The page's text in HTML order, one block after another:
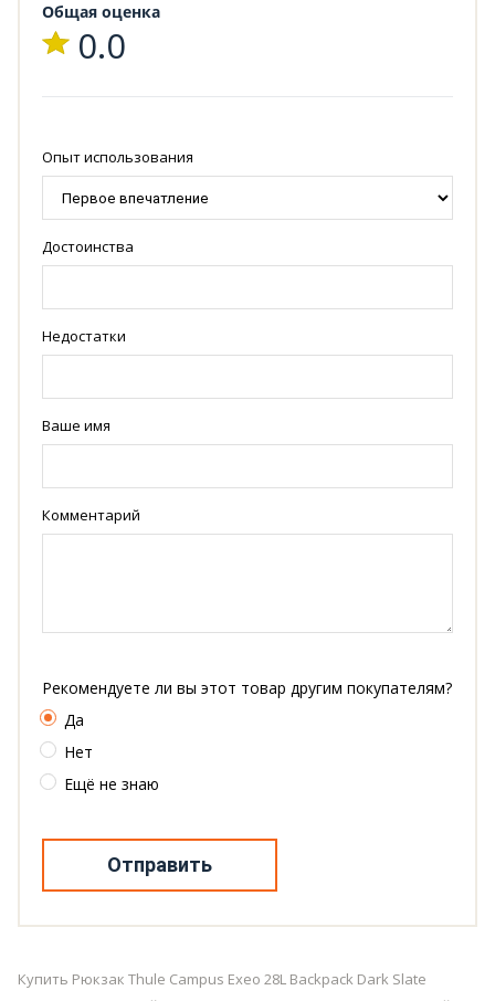
Общая оценка
0.0
Опыт использования
Достоинства
Недостатки
Ваше имя
Комментарий
Рекомендуете ли вы этот товар другим покупателям?
Да
Нет
Ещё не знаю
Отправить
Купить Рюкзак Thule Campus Exeo 28L Backpack Dark Slate